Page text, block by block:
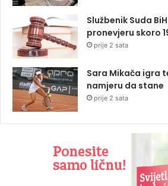
Službenik Suda
pronevjeru skoro
prije 2 sata
Sara Mikača igra
namjeru da stane
prije 2 sata